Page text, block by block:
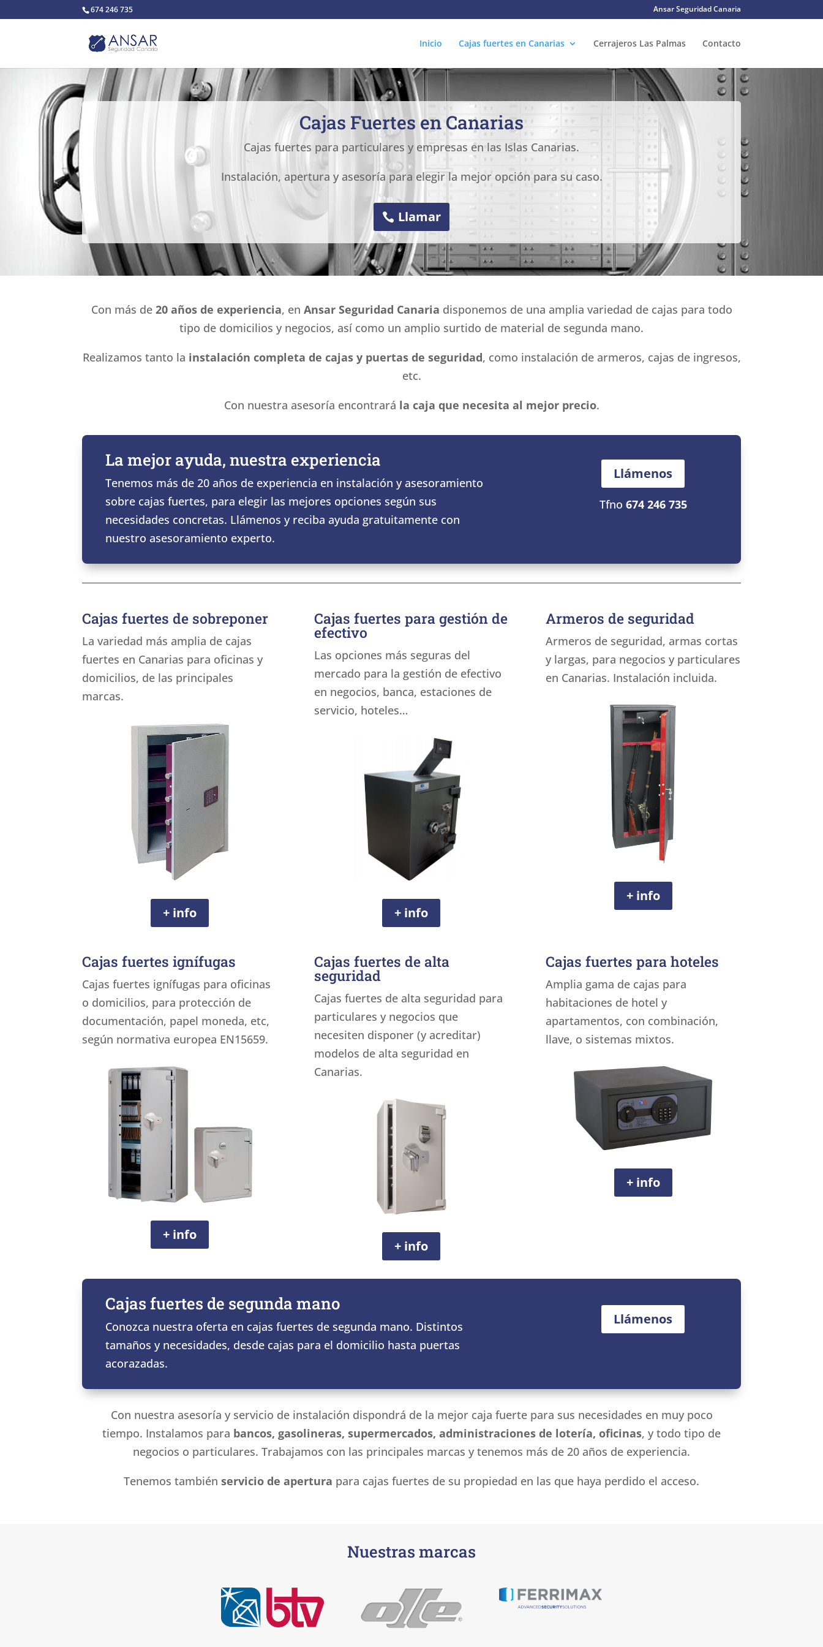
674 246 735 Ansar Seguridad Canaria
Inicio Cajas fuertes en Canarias Cerrajeros Las Palmas Contacto
Cajas Fuertes en Canarias
Cajas fuertes para particulares y empresas en las Islas Canarias.
Instalación, apertura y asesoría para elegir la mejor opción para su caso.
Llamar
Con más de 20 años de experiencia, en Ansar Seguridad Canaria disponemos de una amplia variedad de cajas para todo
tipo de domicilios y negocios, así como un amplio surtido de material de segunda mano.
Realizamos tanto la instalación completa de cajas y puertas de seguridad, como instalación de armeros, cajas de ingresos,
etc.
Con nuestra asesoría encontrará la caja que necesita al mejor precio.
La mejor ayuda, nuestra experiencia
Tenemos más de 20 años de experiencia en instalación y asesoramiento
sobre cajas fuertes, para elegir las mejores opciones según sus
necesidades concretas. Llámenos y reciba ayuda gratuitamente con
nuestro asesoramiento experto.
Llámenos
Tfno 674 246 735
Cajas fuertes de sobreponer
La variedad más amplia de cajas
fuertes en Canarias para oficinas y
domicilios, de las principales
marcas.
+ info
Cajas fuertes para gestión de
efectivo
Las opciones más seguras del
mercado para la gestión de efectivo
en negocios, banca, estaciones de
servicio, hoteles…
+ info
Armeros de seguridad
Armeros de seguridad, armas cortas
y largas, para negocios y particulares
en Canarias. Instalación incluida.
+ info
Cajas fuertes ignífugas
Cajas fuertes ignífugas para oficinas
o domicilios, para protección de
documentación, papel moneda, etc,
según normativa europea EN15659.
+ info
Cajas fuertes de alta
seguridad
Cajas fuertes de alta seguridad para
particulares y negocios que
necesiten disponer (y acreditar)
modelos de alta seguridad en
Canarias.
+ info
Cajas fuertes para hoteles
Amplia gama de cajas para
habitaciones de hotel y
apartamentos, con combinación,
llave, o sistemas mixtos.
+ info
Cajas fuertes de segunda mano
Conozca nuestra oferta en cajas fuertes de segunda mano. Distintos
tamaños y necesidades, desde cajas para el domicilio hasta puertas
acorazadas.
Llámenos
Con nuestra asesoría y servicio de instalación dispondrá de la mejor caja fuerte para sus necesidades en muy poco
tiempo. Instalamos para bancos, gasolineras, supermercados, administraciones de lotería, oficinas, y todo tipo de
negocios o particulares. Trabajamos con las principales marcas y tenemos más de 20 años de experiencia.
Tenemos también servicio de apertura para cajas fuertes de su propiedad en las que haya perdido el acceso.
Nuestras marcas